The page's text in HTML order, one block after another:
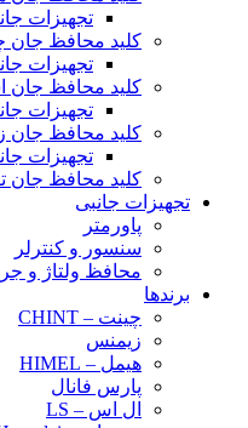
تجهیزات
کلید محافظ جان
تجهیزات
کلید محافظ جان
تجهیزات
کلید محافظ جان
تجهیزات
کلید محافظ جان
تجهیزات جانبی
پاورمتر
سنسور و کنترلر
محافظ ولتاژ و‌
برندها
چینت – CHINT
زیمنس
هیمل – HIMEL
پارس فانال
ال اس – LS